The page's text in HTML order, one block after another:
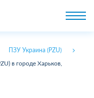
ПЗУ Украина (PZU)
в городе Харьков,